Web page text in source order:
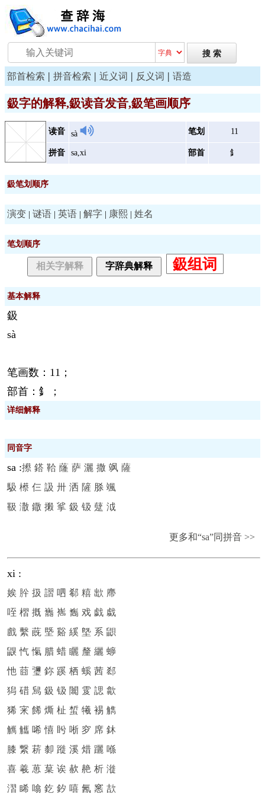
部首检索 | 拼音检索 | 近义词 | 反义词 | 语造
鈒字的解释,鈒读音发音,鈒笔画顺序
读音 sà 笔划 11
拼音 sa,xi 部首 釒
鈒笔划顺序
演变 | 谜语 | 英语 | 解字 | 康熙 | 姓名
笔划顺序
相关字解释 字辞典解释 鈒组词
基本解释
鈒
sà
笔画数：11；
部首：釒；
详细解释
同音字
sa :攃 鎝 鞈 蕯 萨 灑 撒 飒 薩
馺 櫒 仨 訯 卅 洒 隡 脎 颯
靸 潵 鏾 摋 挲 鈒 钑 躠 泧
更多和“sa”同拼音 >>
xi :
娭 肸 扱 謵 呬 郗 糦 欪 廗
咥 槢 摡 巂 嶲 雟 戏 戯 戱
戲 繫 蔇 塈 谿 縘 墍 系 鼰
鼳 忾 愾 腊 蜡 矖 釐 纚 蝷
忚 莔 瓕 鉨 蹊 栖 螇 茜 郄
獡 碏 舃 鈒 钑 闟 雭 諰 歙
狶 宩 餙 燍 杫 蜤 犧 裼 觹
觽 觿 唏 憘 盻 唽 穸 席 鈢
膝 繋 菥 厀 蹝 溪 焟 躧 喺
喜 羲 葸 葈 诶 赥 赩 析 漇
漝 睎 噏 釳 釸 嘻 氥 窸 欯